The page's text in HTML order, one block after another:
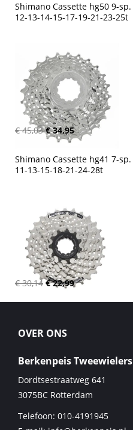
Shimano Cassette hg50 9-sp.
12-13-14-15-17-19-21-23-25t
€ 45,03 € 34,95
Shimano Cassette hg41 7-sp.
11-13-15-18-21-24-28t
€ 30,14 € 22,99
OVER ONS
Berkenpeis Tweewielers
Dordtsestraatweg 641
3075BC Rotterdam
Telefoon: 010-4191945